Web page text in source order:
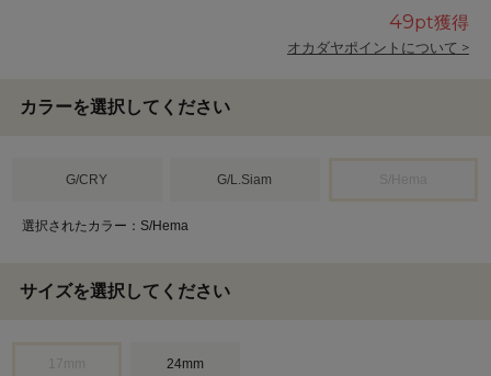
49pt獲得
オカダヤポイントについて >
カラーを選択してください
G/CRY G/L.Siam
選択されたカラー：S/Hema
サイズを選択してください
24mm